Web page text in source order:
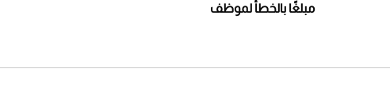
مبلغًا بالخطأ لموظف